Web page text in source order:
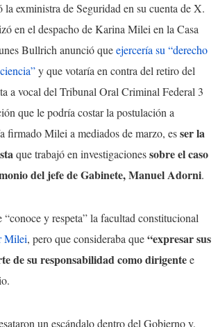
exministra de Seguridad en su cuenta de X.
en el despacho de Karina Milei en la Casa
Bullrich anunció queejercería su “derecho
y que votaría en contra del retiro del
a vocal del Tribunal Oral Criminal Federal 3
que le podría costar la postulación a
firmado Milei a mediados de marzo, esser la
que trabajó en investigacionessobre el caso
del jefe de Gabinete, Manuel Adorni.
y respeta” la facultad constitucional
Milei, pero que consideraba que“expresar sus
de su responsabilidad como dirigentee
un escándalo dentro del Gobierno y,